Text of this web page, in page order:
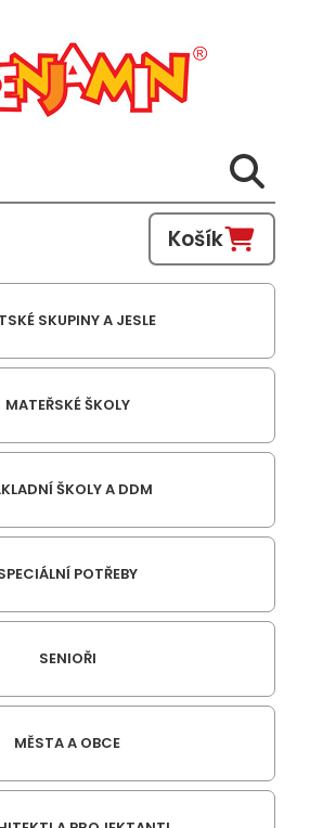
Košík
SKUPINY A JESLE
MATEŘSKÉ ŠKOLY
ŠKOLY A DDM
POTŘEBY
SENIOŘI
MĚSTA A OBCE